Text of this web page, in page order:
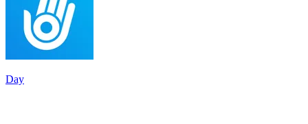
Day